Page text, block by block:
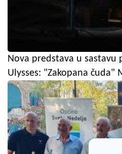
Nova predstava u sastavu
Ulysses: "Zakopana čuda"